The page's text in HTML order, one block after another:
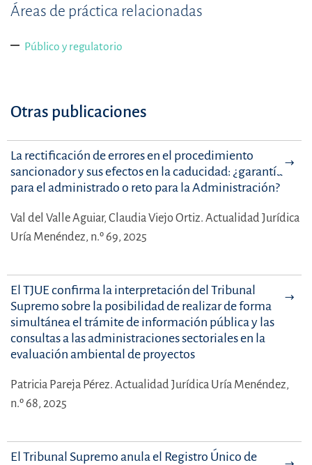
Áreas de práctica relacionadas
Público y regulatorio
Otras publicaciones
La rectificación de errores en el procedimiento
sancionador y sus efectos en la caducidad: ¿garantía
para el administrado o reto para la Administración?
Val del Valle Aguiar, Claudia Viejo Ortiz. Actualidad Jurídica
Uría Menéndez, n.º 69, 2025
El TJUE confirma la interpretación del Tribunal
Supremo sobre la posibilidad de realizar de forma
simultánea el trámite de información pública y las
consultas a las administraciones sectoriales en la
evaluación ambiental de proyectos
Patricia Pareja Pérez. Actualidad Jurídica Uría Menéndez,
n.º 68, 2025
El Tribunal Supremo anula el Registro Único de